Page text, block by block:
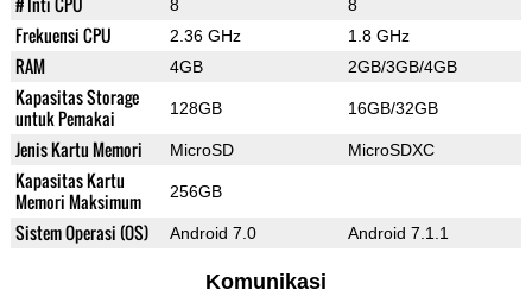
8 8
Frekuensi CPU 2.36 GHz 1.8 GHz
RAM 4GB 2GB/3GB/4GB
Kapasitas Storage
untuk Pemakai
128GB 16GB/32GB
Jenis Kartu Memori MicroSD MicroSDXC
Kapasitas Kartu
Memori Maksimum
256GB
Sistem Operasi (OS) Android 7.0 Android 7.1.1
Komunikasi